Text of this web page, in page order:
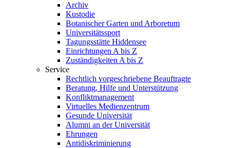
Archiv
Kustodie
Botanischer Garten und Arboretum
Universitätssport
Tagungsstätte Hiddensee
Einrichtungen A bis Z
Zuständigkeiten A bis Z
Service
Rechtlich vorgeschriebene Beauftragte
Beratung, Hilfe und Unterstützung
Konfliktmanagement
Virtuelles Medienzentrum
Gesunde Universität
Alumni an der Universität
Ehrungen
Antidiskriminierung